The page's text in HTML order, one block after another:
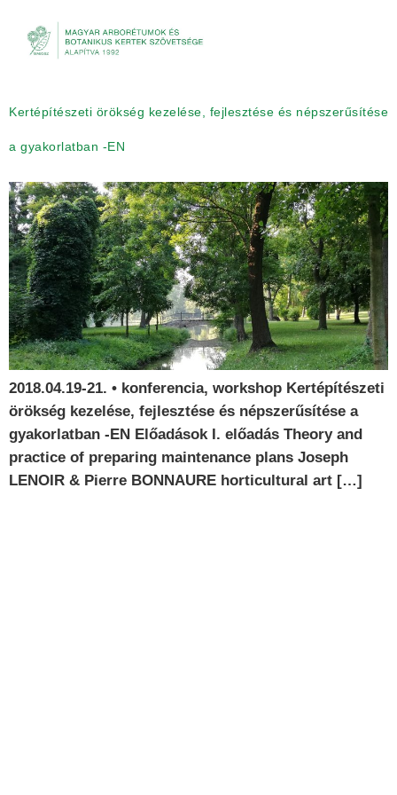
Kertépítészeti örökség kezelése, fejlesztése és népszerűsítése
a gyakorlatban -EN
2018.04.19-21. • konferencia, workshop Kertépítészeti
örökség kezelése, fejlesztése és népszerűsítése a
gyakorlatban -EN Előadások I. előadás Theory and
practice of preparing maintenance plans Joseph
LENOIR & Pierre BONNAURE horticultural art […]